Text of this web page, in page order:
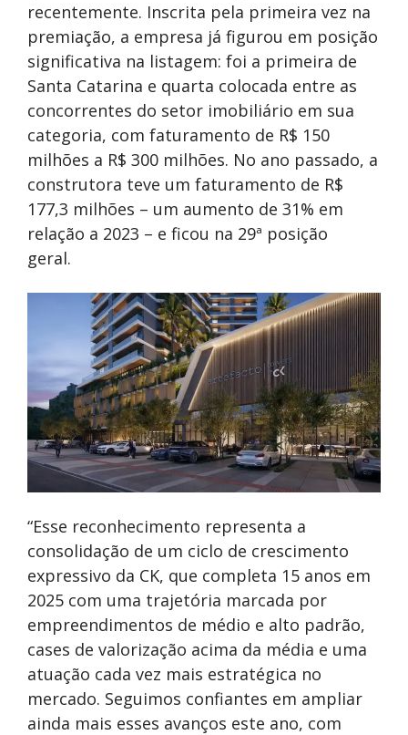
recentemente. Inscrita pela primeira vez na
premiação, a empresa já figurou em posição
significativa na listagem: foi a primeira de
Santa Catarina e quarta colocada entre as
concorrentes do setor imobiliário em sua
categoria, com faturamento de R$ 150
milhões a R$ 300 milhões. No ano passado, a
construtora teve um faturamento de R$
177,3 milhões – um aumento de 31% em
relação a 2023 – e ficou na 29ª posição
geral.
“Esse reconhecimento representa a
consolidação de um ciclo de crescimento
expressivo da CK, que completa 15 anos em
2025 com uma trajetória marcada por
empreendimentos de médio e alto padrão,
cases de valorização acima da média e uma
atuação cada vez mais estratégica no
mercado. Seguimos confiantes em ampliar
ainda mais esses avanços este ano, com